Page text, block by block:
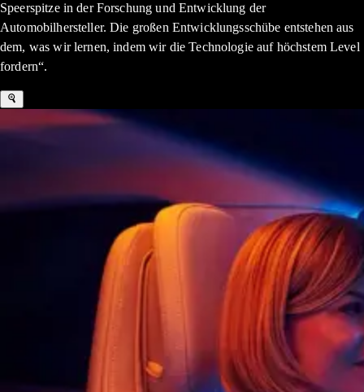
Speerspitze in der Forschung und Entwicklung der
Automobilhersteller. Die großen Entwicklungsschübe entstehen aus
dem, was wir lernen, indem wir die Technologie auf höchstem Level
fordern“.